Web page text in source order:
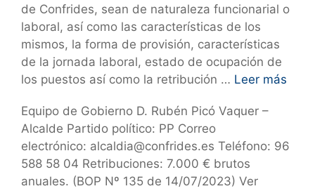
de Confrides, sean de naturaleza funcionarial o
laboral, así como las características de los
mismos, la forma de provisión, características
de la jornada laboral, estado de ocupación de
los puestos así como la retribución … Leer más
Equipo de Gobierno D. Rubén Picó Vaquer –
Alcalde Partido político: PP Correo
electrónico: alcaldia@confrides.es Teléfono: 96
588 58 04 Retribuciones: 7.000 € brutos
anuales. (BOP Nº 135 de 14/07/2023) Ver